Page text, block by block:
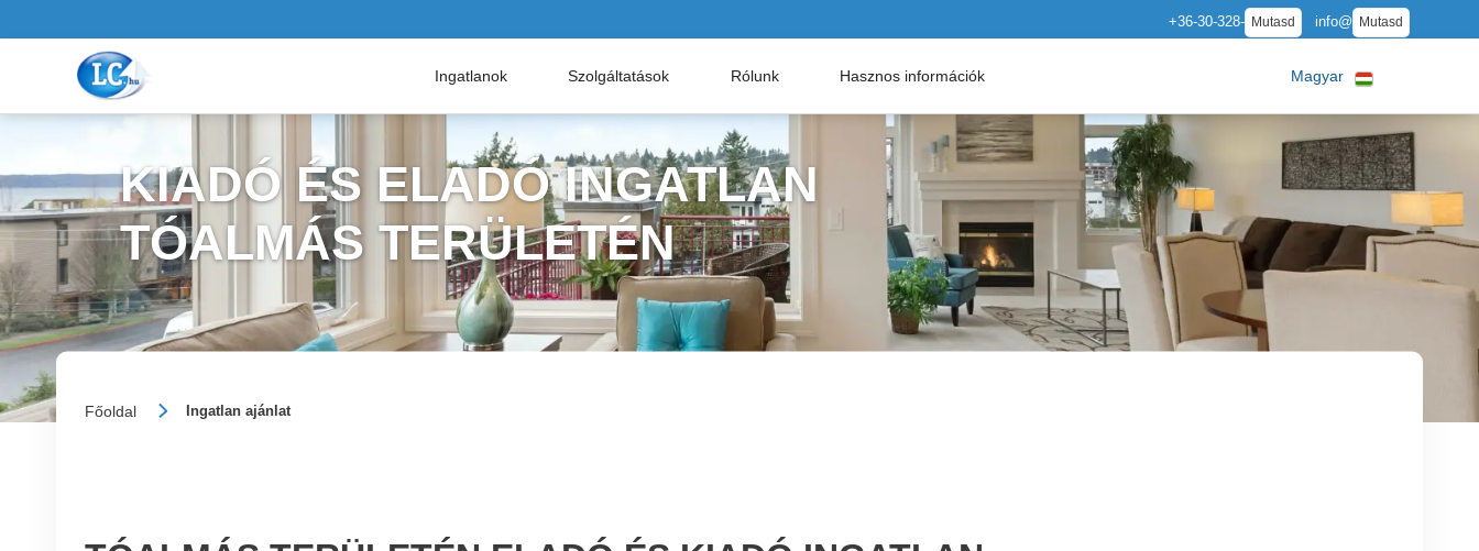
+36-30-328- Mutasd info@ Mutasd
Ingatlanok Szolgáltatások Rólunk Hasznos információk Magyar
KIADÓ ÉS ELADÓ INGATLAN
TÓALMÁS TERÜLETÉN
Főoldal Ingatlan ajánlat